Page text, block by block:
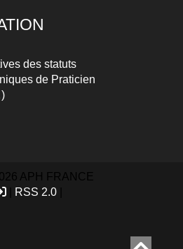
des statuts
de Praticien
APH FRANCE
RSS 2.0